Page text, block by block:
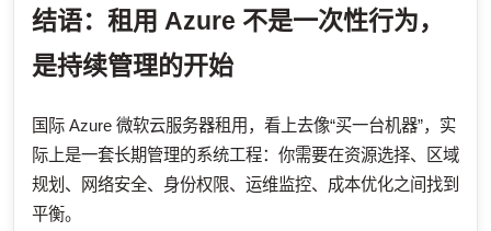
结语：租用 Azure 不是一次性行为，
是持续管理的开始
国际 Azure 微软云服务器租用，看上去像“买一台机器”，实
际上是一套长期管理的系统工程：你需要在资源选择、区域
规划、网络安全、身份权限、运维监控、成本优化之间找到
平衡。